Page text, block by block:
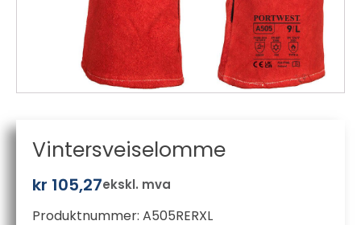
Vintersveiselomme
kr 105,27ekskl. mva
Produktnummer: A505RERXL